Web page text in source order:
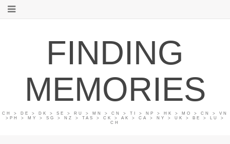
FINDING
MEMORIES
CH > DE > DK > SE > RU > MN > CN > TI > NP > HK > MO > CN > VN
>PH > MY > SG > NZ > TAS > CK > AK > CA > NY > UK > BE > LU >
CH